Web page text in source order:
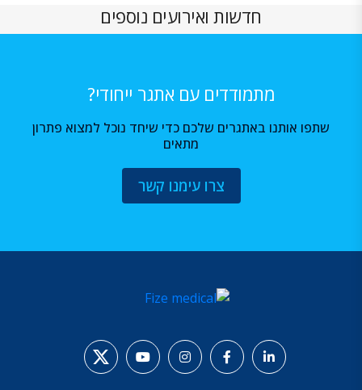
חדשות ואירועים נוספים
מתמודדים עם אתגר ייחודי?
שתפו אותנו באתגרים שלכם כדי שיחד נוכל למצוא פתרון
מתאים
צרו עימנו קשר